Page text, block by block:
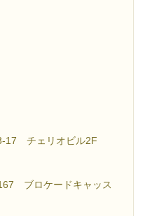
17 チェリオビル2F
ブロケードキャッス